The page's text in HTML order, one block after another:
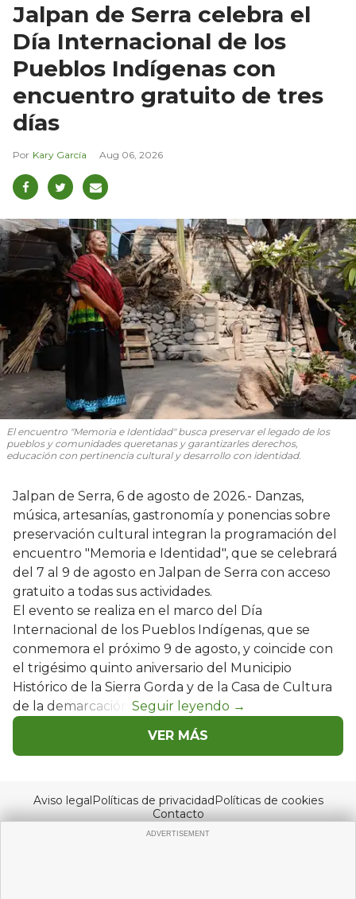
Jalpan de Serra celebra el
Día Internacional de los
Pueblos Indígenas con
encuentro gratuito de tres
días
Kary García Aug 06, 2026
El encuentro "Memoria e Identidad" busca preservar el legado de los
pueblos y comunidades queretanas y garantizarles derechos,
educación con pertinencia cultural y desarrollo con identidad.
Jalpan de Serra, 6 de agosto de 2026.- Danzas,
música, artesanías, gastronomía y ponencias sobre
preservación cultural integran la programación del
encuentro "Memoria e Identidad", que se celebrará
del 7 al 9 de agosto en Jalpan de Serra con acceso
gratuito a todas sus actividades.
El evento se realiza en el marco del Día
Internacional de los Pueblos Indígenas, que se
conmemora el próximo 9 de agosto, y coincide con
el trigésimo quinto aniversario del Municipio
Histórico de la Sierra Gorda y de la Casa de Cultura
de la demarcación.
VER MÁS
Aviso legalPolíticas de privacidadPolíticas de cookies
Contacto